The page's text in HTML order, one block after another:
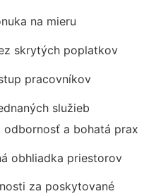
na mieru
skrytých poplatkov
pracovníkov
služieb
odbornosť a bohatá prax
obhliadka priestorov
za poskytované